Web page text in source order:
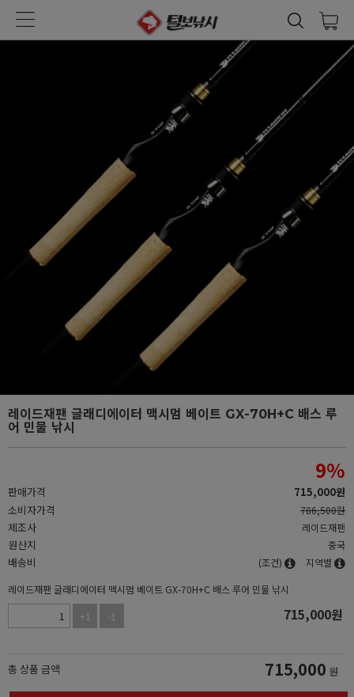
레이드재팬 글래디에이터 맥시멈 베이트 GX-70H+C 배스 루
어 민물 낚시
판매가격
9%
715,000원
소비자가격
786,500원
제조사 레이드재팬
원산지 중국
배송비 (조건)
지역별
레이드재팬 글래디에이터 맥시멈 베이트 GX-70H+C 배스 루어 민물 낚시
+1
-1 715,000원
총 상품 금액 715,000 원